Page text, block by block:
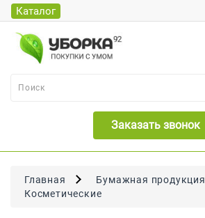
Заказать звонок
Каталог
Каталог
Банки
Бумажная
Бритья
Для
Волос
Главная Бумажная продукция
Косметические